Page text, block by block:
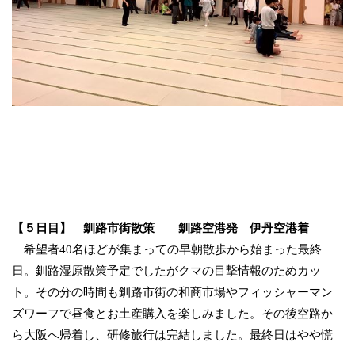
【５日目】 釧路市街散策 釧路空港発 伊丹空港着
希望者40名ほどが集まっての早朝散歩から始まった最終
日。釧路湿原散策予定でしたがクマの目撃情報のためカッ
ト。その分の時間も釧路市街の和商市場やフィッシャーマン
ズワーフで昼食とお土産購入を楽しみました。その後空路か
ら大阪へ帰着し、研修旅行は完結しました。最終日はやや慌